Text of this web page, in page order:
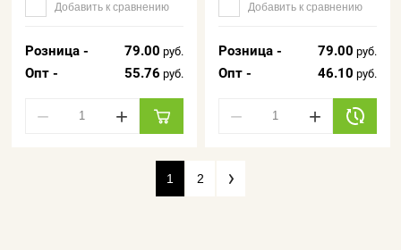
Добавить к сравнению
Розница - 79.00 руб.
Опт - 55.76 руб.
− +
Добавить к сравнению
Розница - 79.00 руб.
Опт - 46.10 руб.
− +
1 2